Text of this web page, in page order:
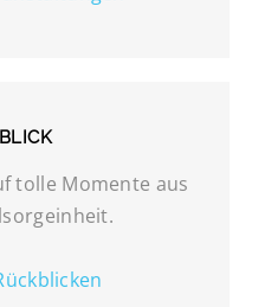
tolle Momente aus